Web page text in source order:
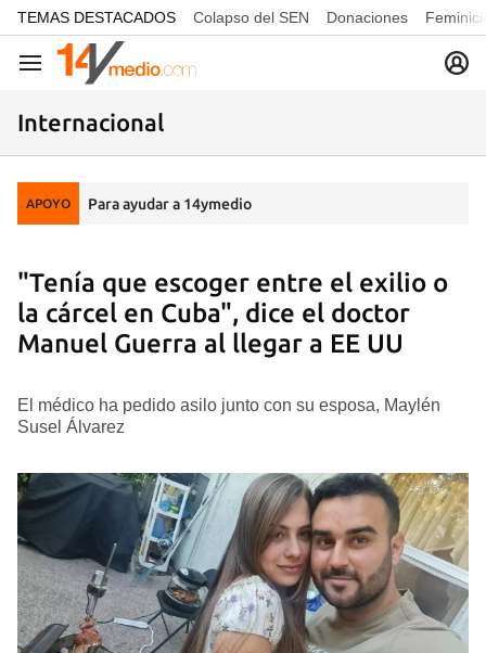
common.go-to-content
TEMAS DESTACADOS Colapso del SEN Donaciones
Navegación
Internacional
APOYO Para ayudar a 14ymedio
"Tenía que escoger entre el exilio o
la cárcel en Cuba", dice el doctor
Manuel Guerra al llegar a EE UU
El médico ha pedido asilo junto con su esposa, Maylén
Susel Álvarez